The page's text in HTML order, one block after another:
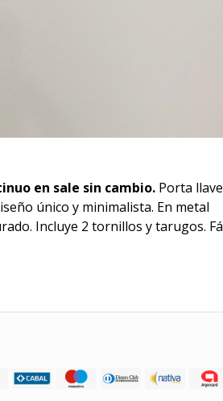
en sale sin cambio. Porta
único y minimalista. En metal
Incluye 2 tornillos y tarugos.